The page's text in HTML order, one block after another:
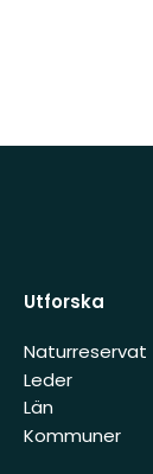
Utforska
Naturreservat
Leder
Län
Kommuner